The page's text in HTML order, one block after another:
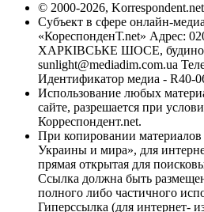
© 2000-2026, Korrespondent.net
Субъект в сфере онлайн-
«КореспонденТ.net» Адрес:
ХАРКІВСЬКЕ ШОСЕ, будинок
sunlight@mediadim.com.ua
Идентификатор медиа - R40-
Использование любых
сайте, разрешается при
Корреспондент.net.
При копировании
Украины и мира», для
прямая открытая для
Ссылка должна быть
полного либо частичного
Гиперссылка (для интернет-